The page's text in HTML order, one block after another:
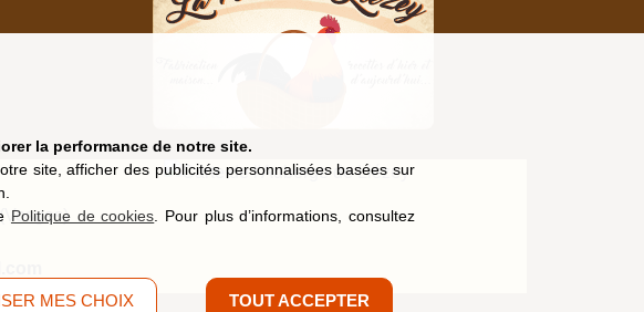
la performance de notre site.
site, afficher des publicités personnalisées basées sur
Politique de cookies . Pour plus d’informations, consultez
MES CHOIX TOUT ACCEPTER